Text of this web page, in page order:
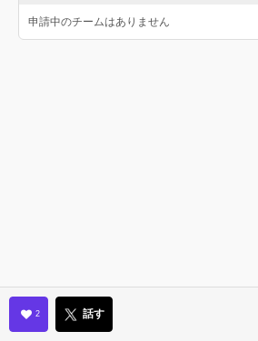
申請中のチームはありません
2 話す